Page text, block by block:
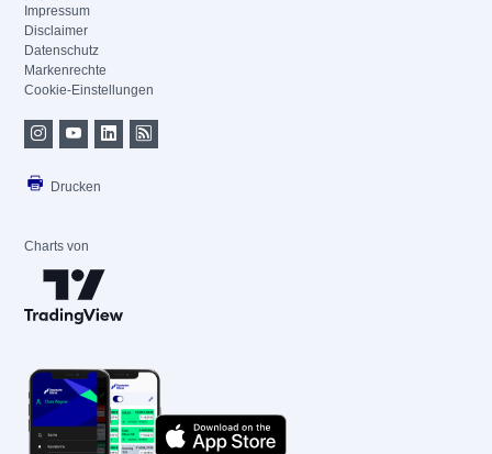
Impressum
Disclaimer
Datenschutz
Markenrechte
Cookie-Einstellungen
Drucken
Charts von